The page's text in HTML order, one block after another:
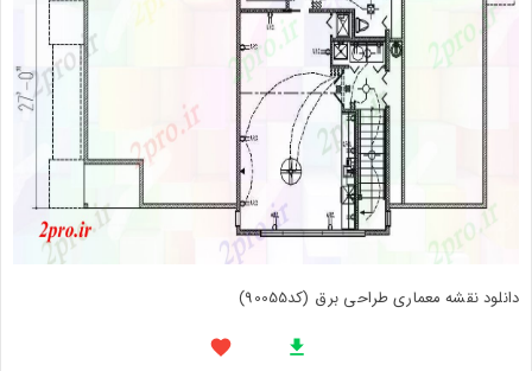
دانلود نقشه معماری طراحی برق (کد90055)